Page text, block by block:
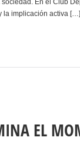
En el Club
la implicación activa […]
EL